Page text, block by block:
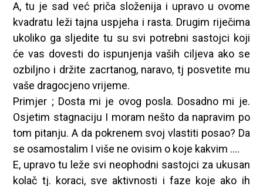
A, tu je sad već priča složenija i upravo u ovome
kvadratu leži tajna uspjeha i rasta. Drugim riječima
ukoliko ga sljedite tu su svi potrebni sastojci koji
će vas dovesti do ispunjenja vaših ciljeva ako se
ozbiljno i držite zacrtanog, naravo, tj posvetite mu
vaše dragocjeno vrijeme.
Primjer ; Dosta mi je ovog posla. Dosadno mi je.
Osjetim stagnaciju I moram nešto da napravim po
tom pitanju. A da pokrenem svoj vlastiti posao? Da
se osamostalim I više ne ovisim o koje kakvim ….
E, upravo tu leže svi neophodni sastojci za ukusan
kolač tj. koraci, sve aktivnosti i faze koje ako ih